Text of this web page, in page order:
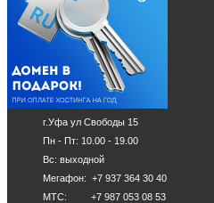
г.Уфа ул Свободы 15
Пн - Пт: 10.00 - 19.00
Вс: выходной
Мегафон: +7 937 364 30 40
МТС: +7 987 053 08 53